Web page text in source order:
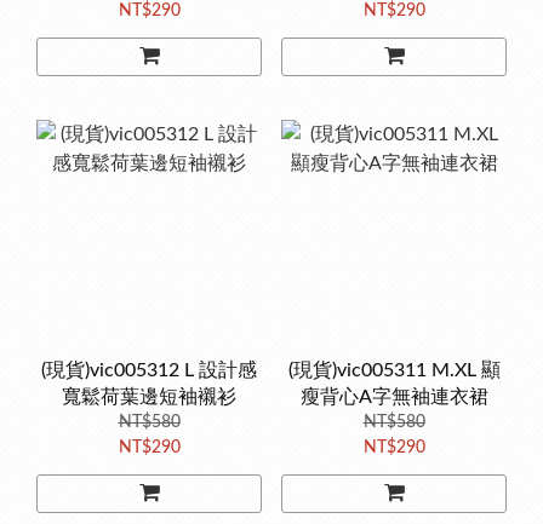
NT$290
NT$290
(現貨)vic005312 L 設計感
寬鬆荷葉邊短袖襯衫
NT$580
NT$290
(現貨)vic005311 M.XL 顯
瘦背心A字無袖連衣裙
NT$580
NT$290